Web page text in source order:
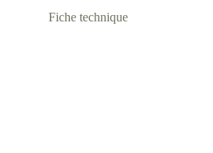
Fiche technique